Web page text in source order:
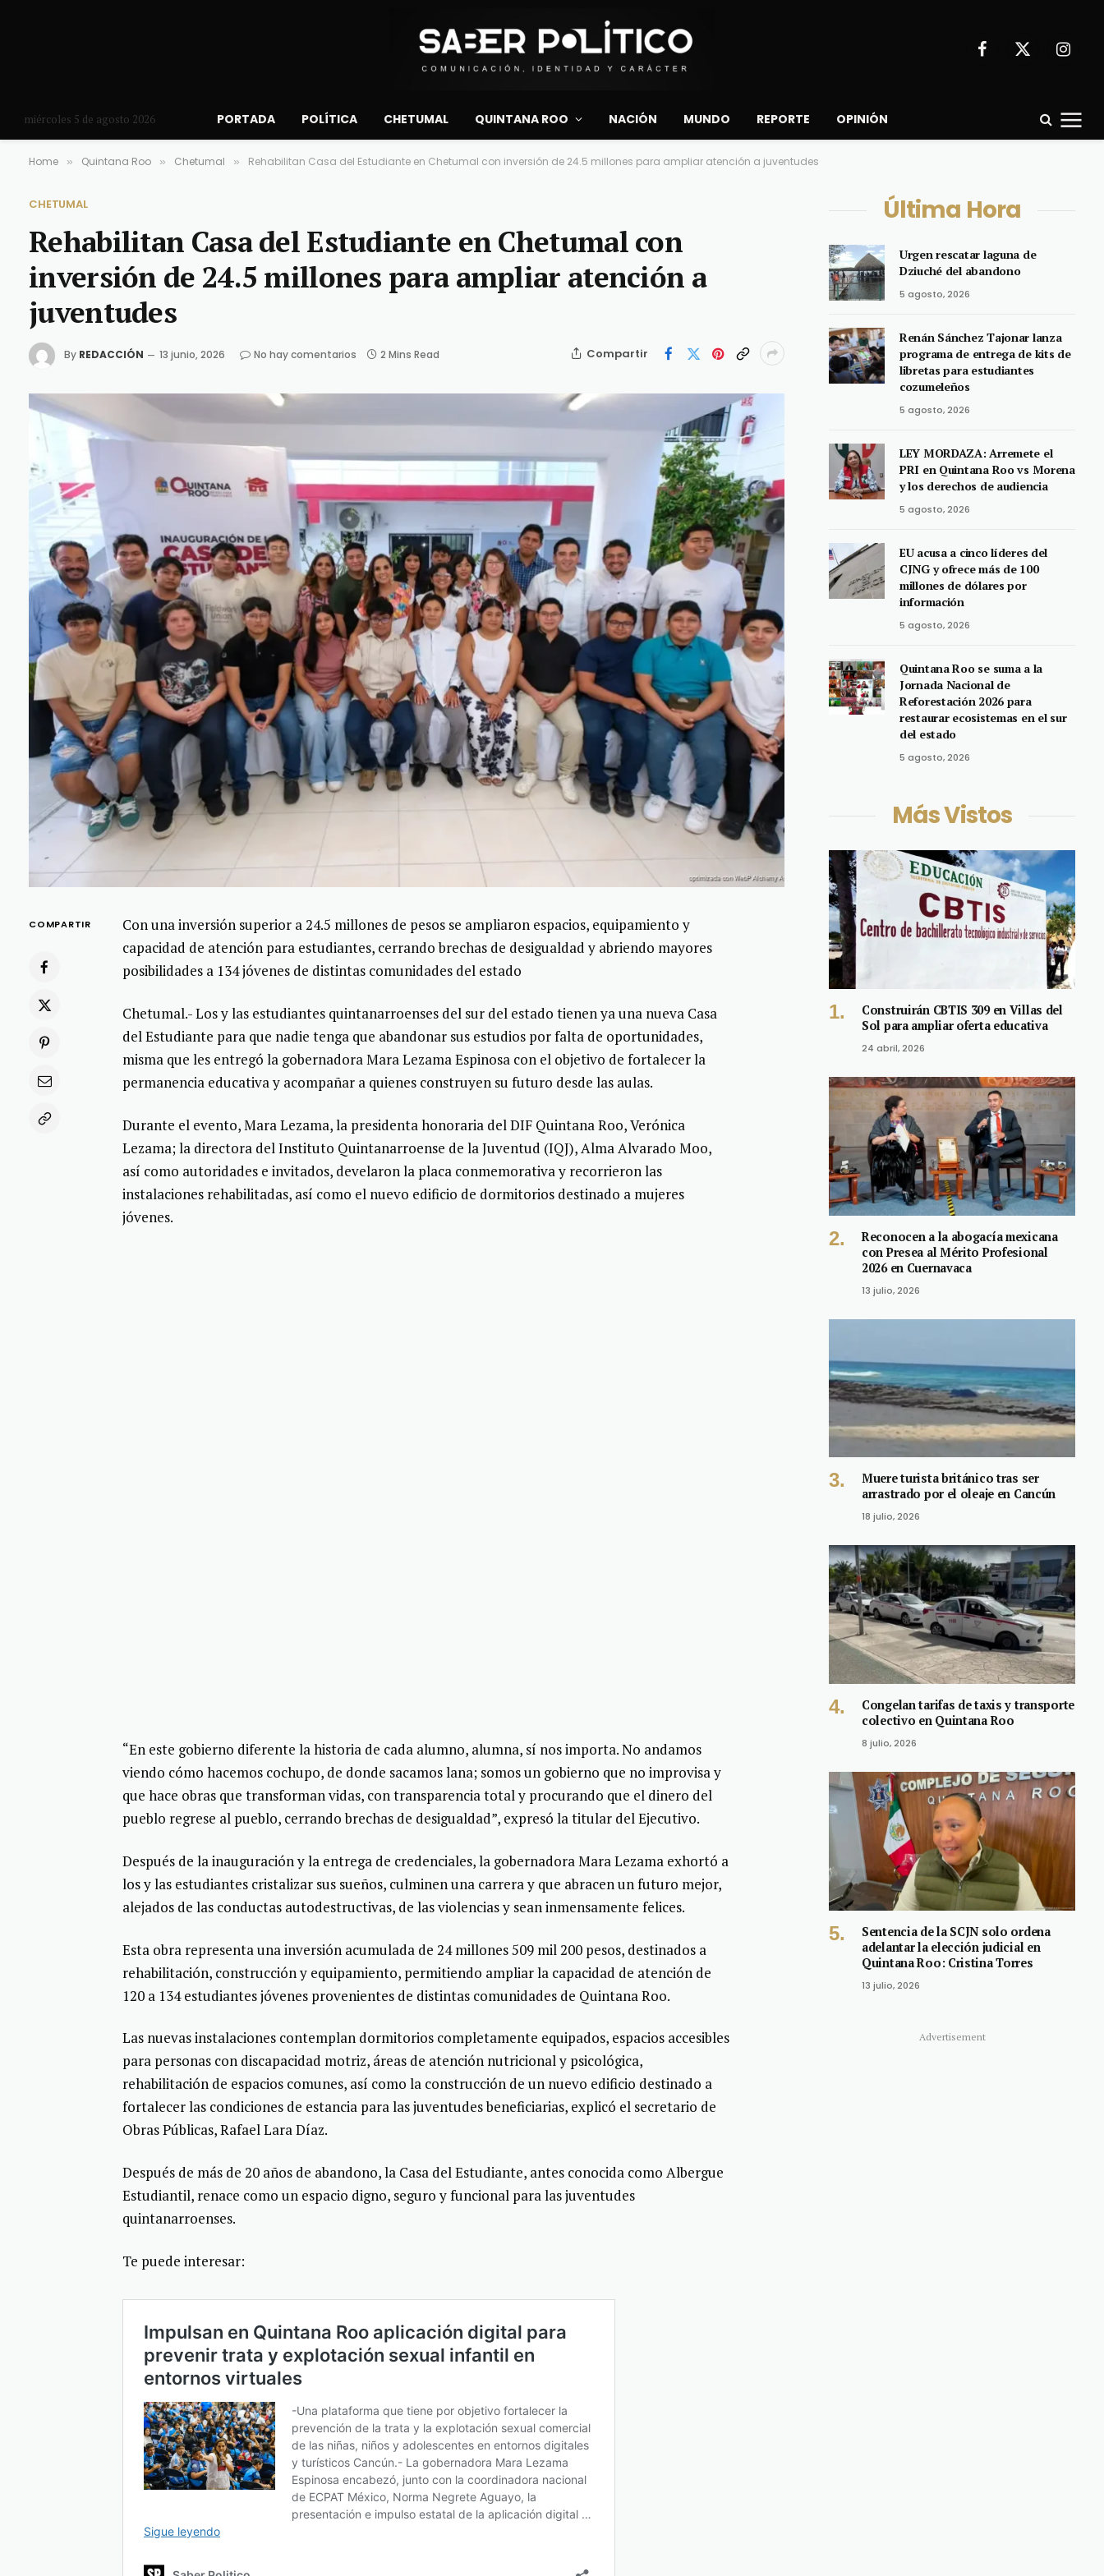
Facebook
X
miércoles 5 de agosto 2026 PORTADA POLÍTICA CHETUMAL QUINTANA ROO NACIÓN MUNDO REPORTE OPINIÓN
Home » Quintana Roo » Chetumal » Rehabilitan Casa del Estudiante en Chetumal con inversión de 24.5 millones para ampliar atención a juventudes
CHETUMAL
Rehabilitan Casa del Estudiante en Chetumal con
inversión de 24.5 millones para ampliar atención a
juventudes
By REDACCIÓN 13 junio, 2026 No hay comentarios 2 Mins Read Compartir
COMPARTIR
Con una inversión superior a 24.5 millones de pesos se ampliaron espacios, equipamiento y
capacidad de atención para estudiantes, cerrando brechas de desigualdad y abriendo mayores
posibilidades a 134 jóvenes de distintas comunidades del estado
Chetumal.- Los y las estudiantes quintanarroenses del sur del estado tienen ya una nueva Casa
del Estudiante para que nadie tenga que abandonar sus estudios por falta de oportunidades,
misma que les entregó la gobernadora Mara Lezama Espinosa con el objetivo de fortalecer la
permanencia educativa y acompañar a quienes construyen su futuro desde las aulas.
Durante el evento, Mara Lezama, la presidenta honoraria del DIF Quintana Roo, Verónica
Lezama; la directora del Instituto Quintanarroense de la Juventud (IQJ), Alma Alvarado Moo,
así como autoridades e invitados, develaron la placa conmemorativa y recorrieron las
instalaciones rehabilitadas, así como el nuevo edificio de dormitorios destinado a mujeres
jóvenes.
“En este gobierno diferente la historia de cada alumno, alumna, sí nos importa. No andamos
viendo cómo hacemos cochupo, de donde sacamos lana; somos un gobierno que no improvisa y
que hace obras que transforman vidas, con transparencia total y procurando que el dinero del
pueblo regrese al pueblo, cerrando brechas de desigualdad”, expresó la titular del Ejecutivo.
Después de la inauguración y la entrega de credenciales, la gobernadora Mara Lezama exhortó a
los y las estudiantes cristalizar sus sueños, culminen una carrera y que abracen un futuro mejor,
alejados de las conductas autodestructivas, de las violencias y sean inmensamente felices.
Esta obra representa una inversión acumulada de 24 millones 509 mil 200 pesos, destinados a
rehabilitación, construcción y equipamiento, permitiendo ampliar la capacidad de atención de
120 a 134 estudiantes jóvenes provenientes de distintas comunidades de Quintana Roo.
Las nuevas instalaciones contemplan dormitorios completamente equipados, espacios accesibles
para personas con discapacidad motriz, áreas de atención nutricional y psicológica,
rehabilitación de espacios comunes, así como la construcción de un nuevo edificio destinado a
fortalecer las condiciones de estancia para las juventudes beneficiarias, explicó el secretario de
Obras Públicas, Rafael Lara Díaz.
Después de más de 20 años de abandono, la Casa del Estudiante, antes conocida como Albergue
Estudiantil, renace como un espacio digno, seguro y funcional para las juventudes
quintanarroenses.
Te puede interesar:
Última Hora
Urgen rescatar laguna de
Dziuché del abandono
5 agosto, 2026
Renán Sánchez Tajonar lanza
programa de entrega de kits de
libretas para estudiantes
cozumeleños
5 agosto, 2026
LEY MORDAZA: Arremete el
PRI en Quintana Roo vs Morena
y los derechos de audiencia
5 agosto, 2026
EU acusa a cinco líderes del
CJNG y ofrece más de 100
millones de dólares por
información
5 agosto, 2026
Quintana Roo se suma a la
Jornada Nacional de
Reforestación 2026 para
restaurar ecosistemas en el sur
del estado
5 agosto, 2026
Más Vistos
Construirán CBTIS 309 en Villas del
Sol para ampliar oferta educativa
24 abril, 2026
Reconocen a la abogacía mexicana
con Presea al Mérito Profesional
2026 en Cuernavaca
13 julio, 2026
Muere turista británico tras ser
arrastrado por el oleaje en Cancún
18 julio, 2026
Congelan tarifas de taxis y transporte
colectivo en Quintana Roo
8 julio, 2026
Sentencia de la SCJN solo ordena
adelantar la elección judicial en
Quintana Roo: Cristina Torres
13 julio, 2026
Advertisement